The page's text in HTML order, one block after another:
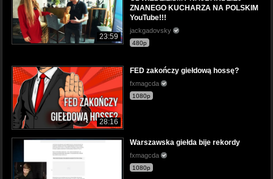
23:59
ZNANEGO KUCHARZA NA POLSKIM
YouTube!!!
jackgadovsky
480p
28:16
FED zakończy giełdową hossę?
fxmagcda
1080p
Warszawska giełda bije rekordy
fxmagcda
1080p